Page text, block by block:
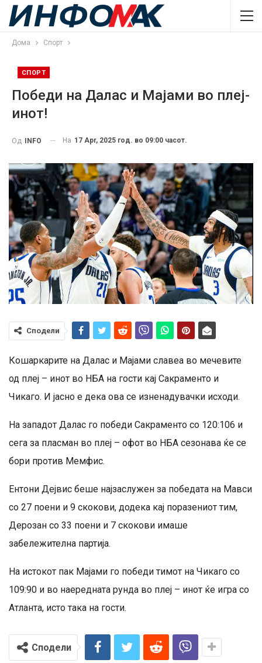
Дома Спорт
СПОРТ
Победи на Далас и Мајами во плеј-
инот!
Од INFO На 17 Apr, 2025 год. во 09:00 часот.
Сподели
Кошаркарите на Далас и Мајами славеа во мечевите
од плеј – инот во НБА на гости кај Сакраменто и
Чикаго. И јасно е дека ова се изненадувачки исходи.
На западот Далас го победи Сакраменто со 120:106 и
сега за пласман во плеј – офот во НБА сезонава ќе се
бори против Мемфис.
Ентони Дејвис беше најзаслужен за победата на Мавси
со 27 поени и 9 скокови, додека кај поразениот тим,
Дерозан со 33 поени и 7 скокови имаше
забележителна партија.
На истокот пак Мајами го победи тимот на Чикаго со
109:90 и во наередната рунда во плеј – инот ќе игра со
Атланта, исто така на гости.
Сподели